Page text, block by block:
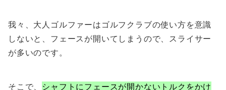
我々、大人ゴルファーはゴルフクラブの使い方を意識
しないと、フェースが開いてしまうので、スライサー
が多いのです。
そこで、 シャフトにフェースが開かないトルクをかけ